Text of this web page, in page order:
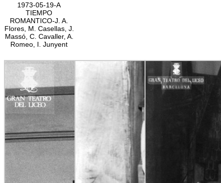
1973-05-19-A
TIEMPO
ROMANTICO-J. A.
Flores, M. Casellas, J.
Massó, C. Cavaller, A.
Romeo, I. Junyent